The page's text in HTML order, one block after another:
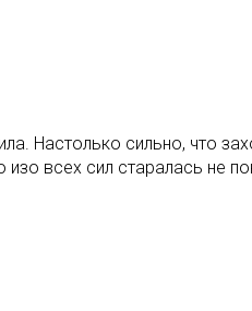
Настолько сильно, что
всех сил старалась не